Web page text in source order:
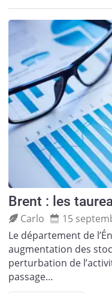
Brent : les
Carlo
15
Le département de
augmentation des
perturbation de
passage…